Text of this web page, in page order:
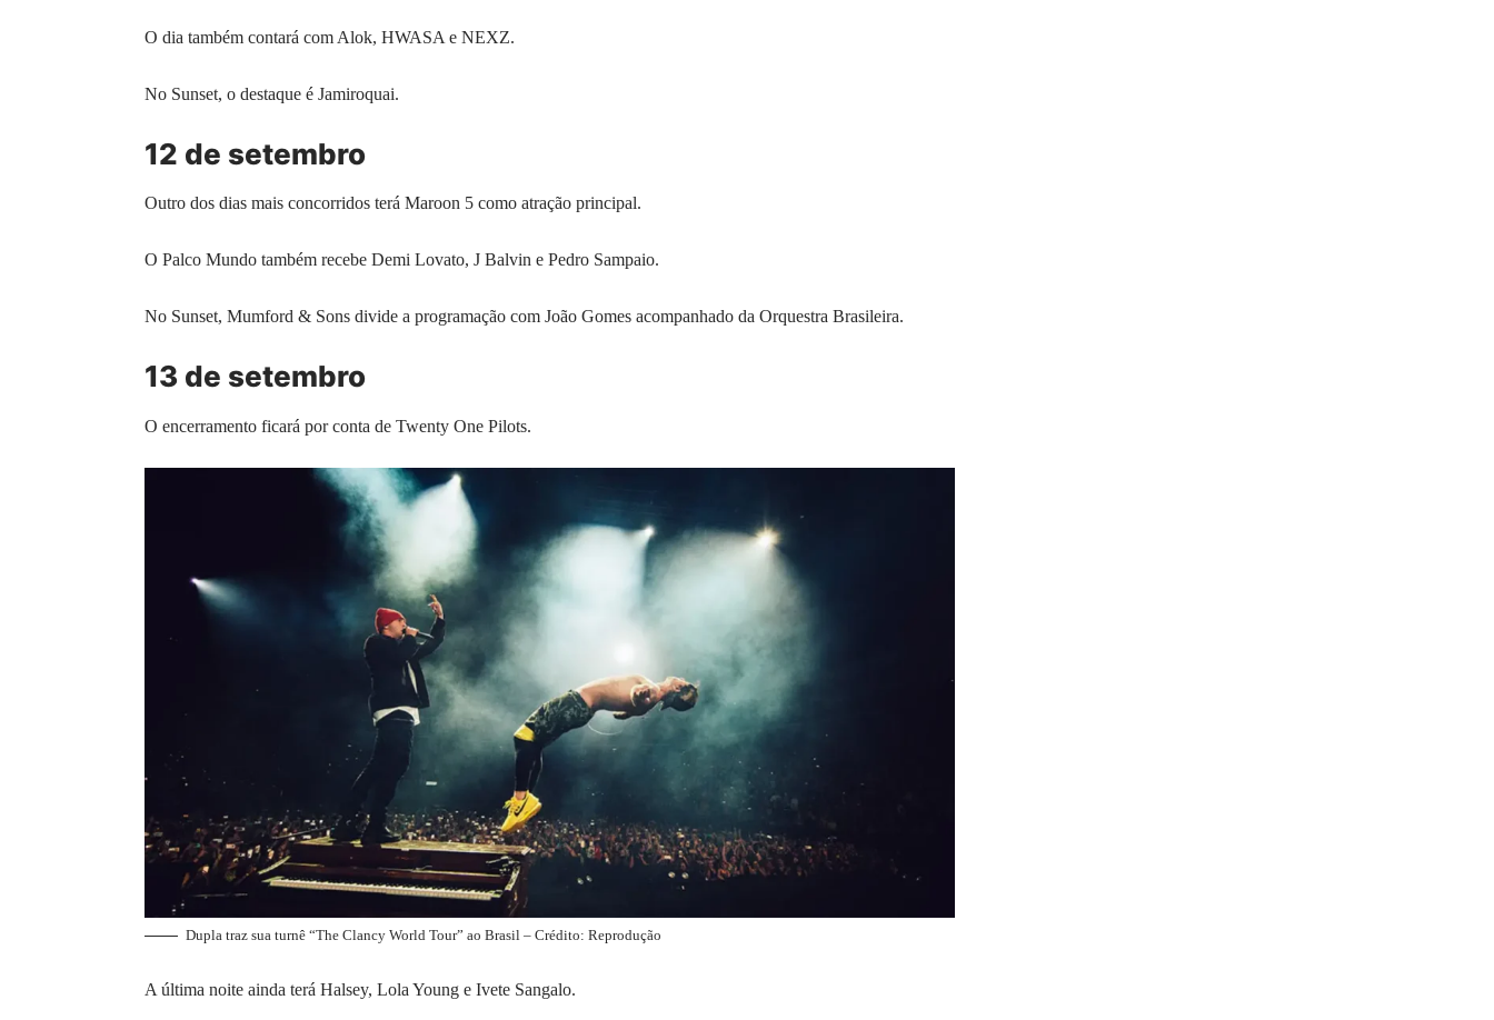
O dia também contará com Alok, HWASA e NEXZ.
No Sunset, o destaque é Jamiroquai.
12 de setembro
Outro dos dias mais concorridos terá Maroon 5 como atração principal.
O Palco Mundo também recebe Demi Lovato, J Balvin e Pedro Sampaio.
No Sunset, Mumford & Sons divide a programação com João Gomes acompanhado da Orquestra Brasileira.
13 de setembro
O encerramento ficará por conta de Twenty One Pilots.
Dupla traz sua turnê “The Clancy World Tour” ao Brasil – Crédito: Reprodução
A última noite ainda terá Halsey, Lola Young e Ivete Sangalo.